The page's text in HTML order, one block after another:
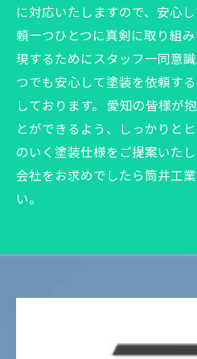
に対応いたしますので、安心
頼一つひとつに真剣に取り組
現するためにスタッフ一同意
つでも安心して塗装を依頼す
しております。 愛知の皆様が
とができるよう、しっかりと
のいく塗装仕様をご提案いた
会社をお求めでしたら筒井工
い。